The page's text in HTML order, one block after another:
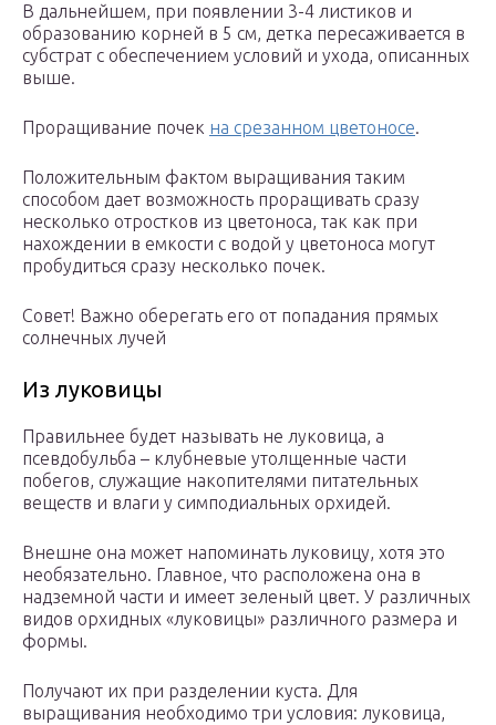
В дальнейшем, при появлении 3-4 листиков и
образованию корней в 5 см, детка пересаживается в
субстрат с обеспечением условий и ухода, описанных
выше.
Проращивание почек на срезанном цветоносе.
Положительным фактом выращивания таким
способом дает возможность проращивать сразу
несколько отростков из цветоноса, так как при
нахождении в емкости с водой у цветоноса могут
пробудиться сразу несколько почек.
Совет! Важно оберегать его от попадания прямых
солнечных лучей
Из луковицы
Правильнее будет называть не луковица, а
псевдобульба – клубневые утолщенные части
побегов, служащие накопителями питательных
веществ и влаги у симподиальных орхидей.
Внешне она может напоминать луковицу, хотя это
необязательно. Главное, что расположена она в
надземной части и имеет зеленый цвет. У различных
видов орхидных «луковицы» различного размера и
формы.
Получают их при разделении куста. Для
выращивания необходимо три условия: луковица,